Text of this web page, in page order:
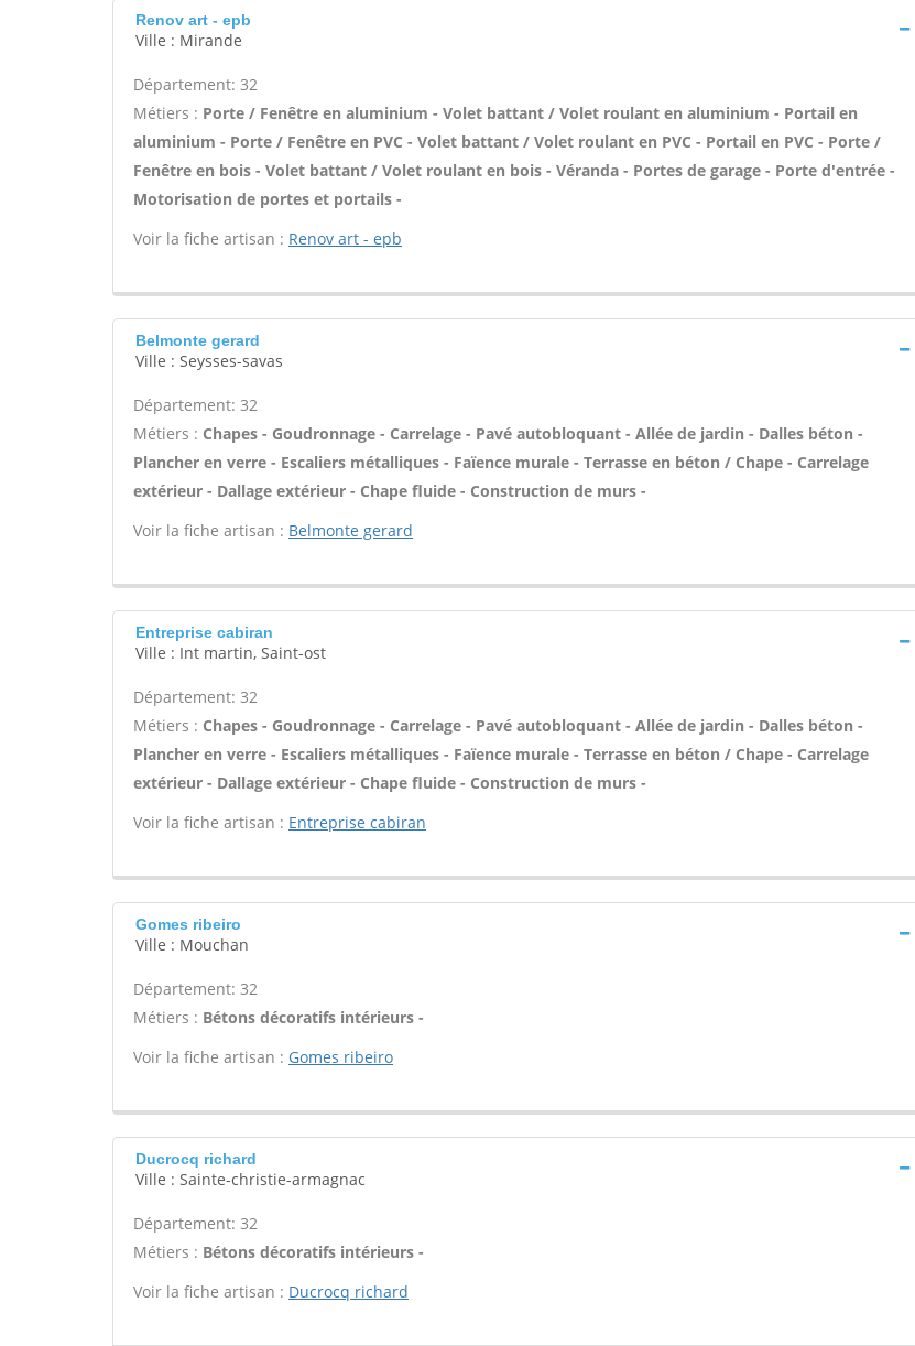
Renov art - epb
Ville : Mirande
Département: 32
Métiers : Porte / Fenêtre en aluminium - Volet battant / Volet roulant en aluminium - Portail en
aluminium - Porte / Fenêtre en PVC - Volet battant / Volet roulant en PVC - Portail en PVC - Porte /
Fenêtre en bois - Volet battant / Volet roulant en bois - Véranda - Portes de garage - Porte d'entrée -
Motorisation de portes et portails -
Voir la fiche artisan : Renov art - epb
Belmonte gerard
Ville : Seysses-savas
Département: 32
Métiers : Chapes - Goudronnage - Carrelage - Pavé autobloquant - Allée de jardin - Dalles béton -
Plancher en verre - Escaliers métalliques - Faïence murale - Terrasse en béton / Chape - Carrelage
extérieur - Dallage extérieur - Chape fluide - Construction de murs -
Voir la fiche artisan : Belmonte gerard
Entreprise cabiran
Ville : Int martin, Saint-ost
Département: 32
Métiers : Chapes - Goudronnage - Carrelage - Pavé autobloquant - Allée de jardin - Dalles béton -
Plancher en verre - Escaliers métalliques - Faïence murale - Terrasse en béton / Chape - Carrelage
extérieur - Dallage extérieur - Chape fluide - Construction de murs -
Voir la fiche artisan : Entreprise cabiran
Gomes ribeiro
Ville : Mouchan
Département: 32
Métiers : Bétons décoratifs intérieurs -
Voir la fiche artisan : Gomes ribeiro
Ducrocq richard
Ville : Sainte-christie-armagnac
Département: 32
Métiers : Bétons décoratifs intérieurs -
Voir la fiche artisan : Ducrocq richard